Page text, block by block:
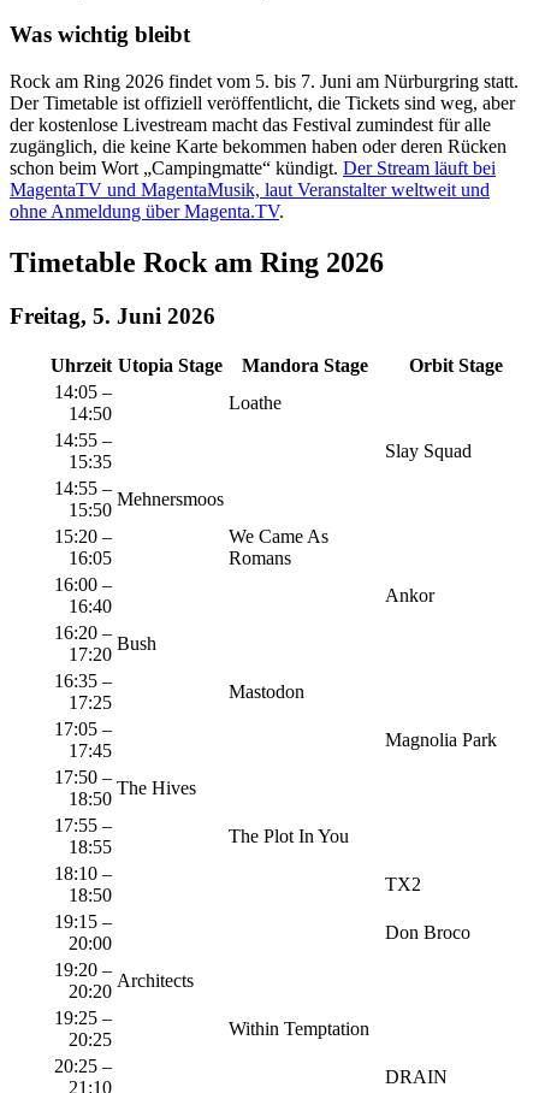
Was wichtig bleibt
Rock am Ring 2026 findet vom 5. bis 7. Juni am Nürburgring statt.
Der Timetable ist offiziell veröffentlicht, die Tickets sind weg, aber
der kostenlose Livestream macht das Festival zumindest für alle
zugänglich, die keine Karte bekommen haben oder deren Rücken
schon beim Wort „Campingmatte“ kündigt. Der Stream läuft bei
MagentaTV und MagentaMusik, laut Veranstalter weltweit und
ohne Anmeldung über Magenta.TV.
Timetable Rock am Ring 2026
Freitag, 5. Juni 2026
Uhrzeit Utopia Stage Mandora Stage
Orbit Stage
14:05 –
14:50
Loathe
14:55 –
15:35
Slay Squad
14:55 –
15:50
Mehnersmoos
15:20 –
16:05
We Came As
Romans
16:00 –
16:40
Ankor
16:20 –
17:20
Bush
16:35 –
17:25
Mastodon
17:05 –
17:45
Magnolia Park
17:50 –
18:50
The Hives
17:55 –
18:55
The Plot In You
18:10 –
18:50
TX2
19:15 –
20:00
Don Broco
19:20 –
20:20
Architects
19:25 –
20:25
Within Temptation
20:25 –
21:10
DRAIN